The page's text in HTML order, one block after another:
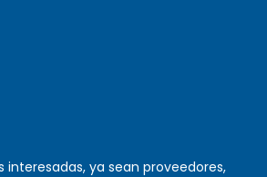
interesadas, ya sean proveedores,